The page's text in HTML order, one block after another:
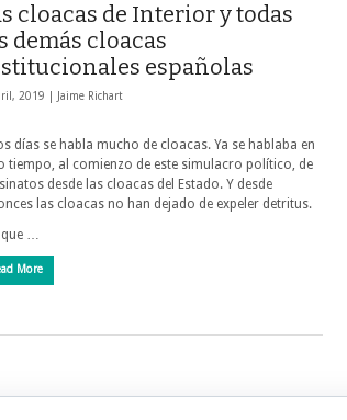
cloacas de Interior y todas
demás cloacas
españolas
2019 | Jaime Richart
días se habla mucho de cloacas. Ya se hablaba en
tiempo, al comienzo de este simulacro político, de
desde las cloacas del Estado. Y desde
las cloacas no han dejado de expeler de­tritus.
…
More